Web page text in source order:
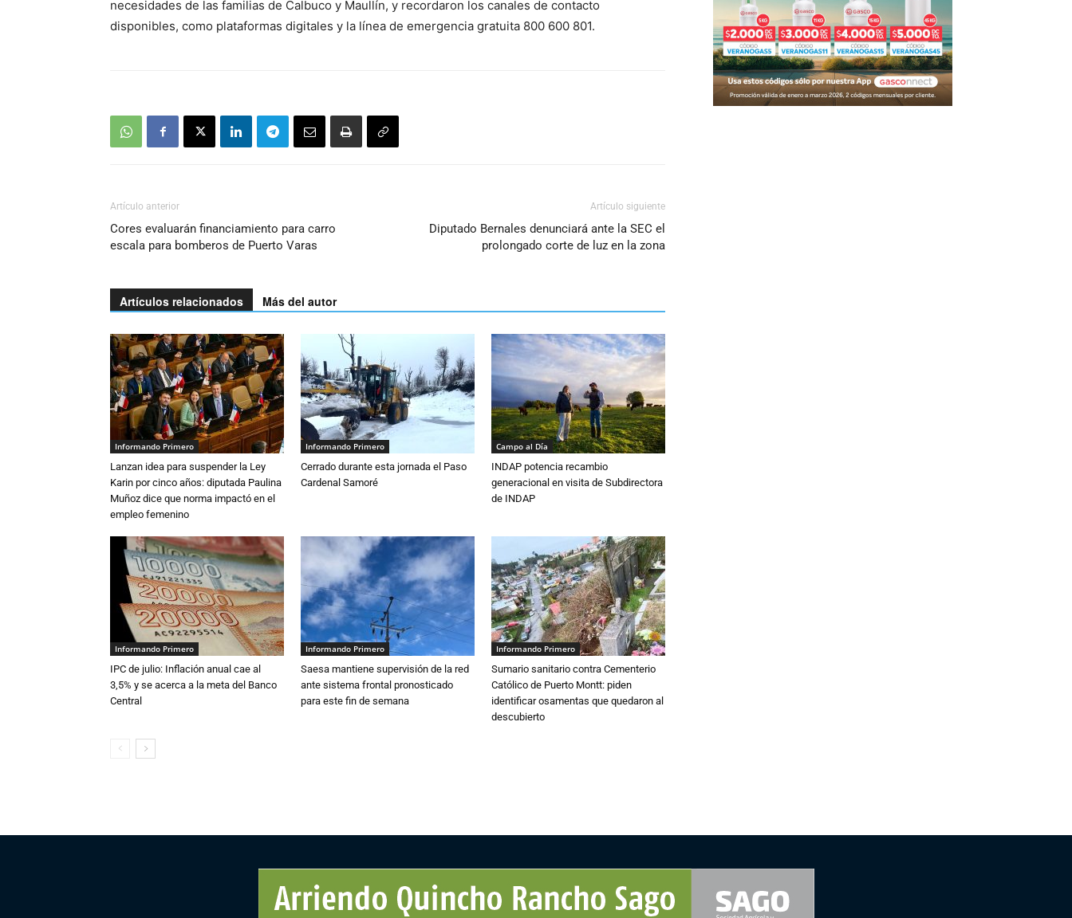
necesidades de las familias de Calbuco y Maullín, y recordaron los canales de contacto
disponibles, como plataformas digitales y la línea de emergencia gratuita 800 600 801.
Artículo anterior
Cores evaluarán financiamiento para carro
escala para bomberos de Puerto Varas
Artículo siguiente
Diputado Bernales denunciará ante la SEC el
prolongado corte de luz en la zona
Artículos relacionados Más del autor
Informando Primero
Lanzan idea para suspender la Ley
Karin por cinco años: diputada Paulina
Muñoz dice que norma impactó en el
empleo femenino
Informando Primero
Cerrado durante esta jornada el Paso
Cardenal Samoré
Campo al Día
INDAP potencia recambio
generacional en visita de Subdirectora
de INDAP
Informando Primero
IPC de julio: Inflación anual cae al
3,5% y se acerca a la meta del Banco
Central
Informando Primero
Saesa mantiene supervisión de la red
ante sistema frontal pronosticado
para este fin de semana
Informando Primero
Sumario sanitario contra Cementerio
Católico de Puerto Montt: piden
identificar osamentas que quedaron al
descubierto